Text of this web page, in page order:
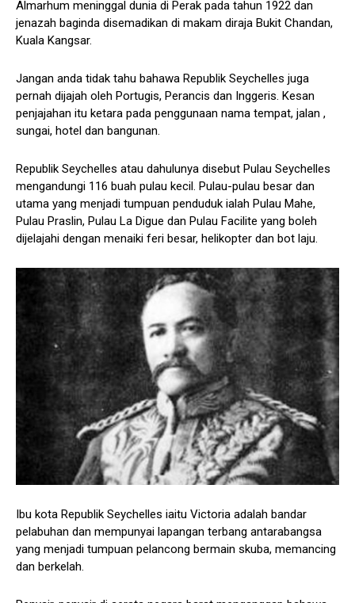
Almarhum meninggal dunia di Perak pada tahun 1922 dan
jenazah baginda disemadikan di makam diraja Bukit Chandan,
Kuala Kangsar.
Jangan anda tidak tahu bahawa Republik Seychelles juga
pernah dijajah oleh Portugis, Perancis dan Inggeris. Kesan
penjajahan itu ketara pada penggunaan nama tempat, jalan ,
sungai, hotel dan bangunan.
Republik Seychelles atau dahulunya disebut Pulau Seychelles
mengandungi 116 buah pulau kecil. Pulau-pulau besar dan
utama yang menjadi tumpuan penduduk ialah Pulau Mahe,
Pulau Praslin, Pulau La Digue dan Pulau Facilite yang boleh
dijelajahi dengan menaiki feri besar, helikopter dan bot laju.
Ibu kota Republik Seychelles iaitu Victoria adalah bandar
pelabuhan dan mempunyai lapangan terbang antarabangsa
yang menjadi tumpuan pelancong bermain skuba, memancing
dan berkelah.